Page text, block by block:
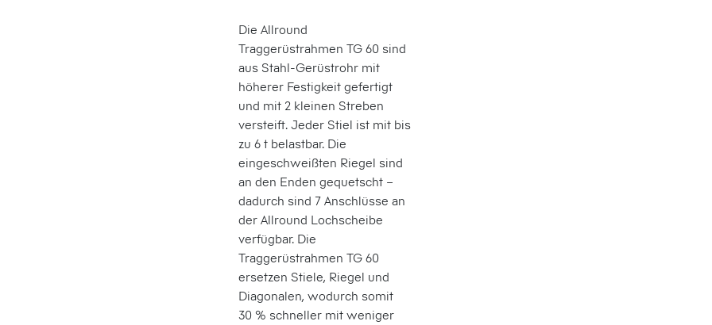
Die Allround
Traggerüstrahmen TG 60 sind
aus Stahl-Gerüstrohr mit
höherer Festigkeit gefertigt
und mit 2 kleinen Streben
versteift. Jeder Stiel ist mit bis
zu 6 t belast­bar. Die
eingeschweißten Riegel sind
an den Enden gequetscht –
dadurch sind 7 Anschlüsse an
der Allround Lochscheibe
verfügbar. Die
Traggerüstrahmen TG 60
ersetzen Stiele, Riegel und
Diagonalen, wodurch somit
30 % schneller mit weniger